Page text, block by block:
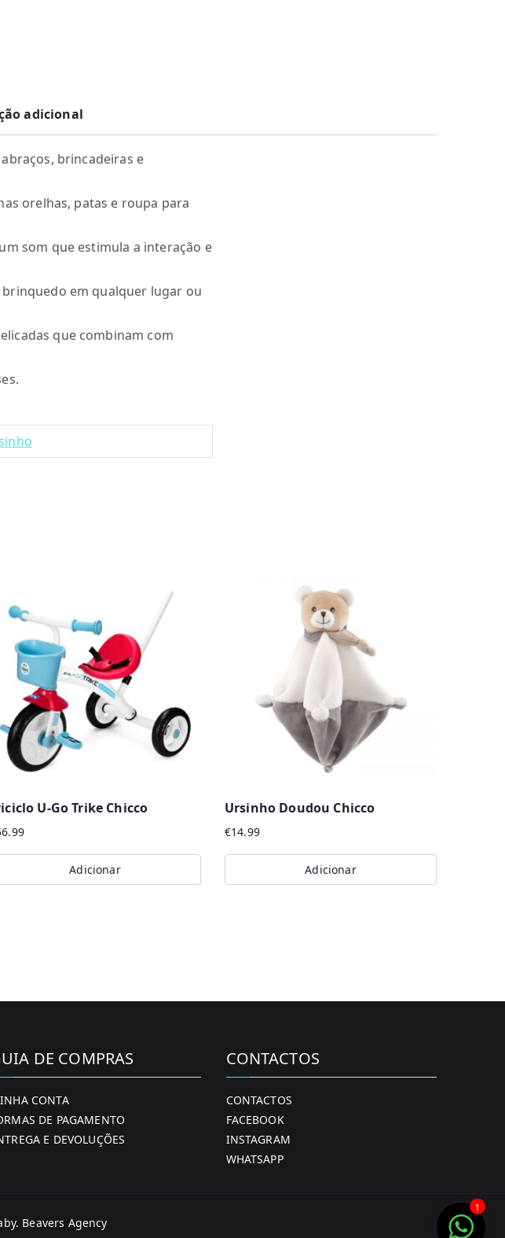
adicional
brincadeiras e
orelhas, patas e roupa para
som que estimula a interação e
em qualquer lugar ou
que combinam com
U-Go Trike Chicco
Adicionar
Ursinho Doudou Chicco
€14.99
Adicionar
DE COMPRAS
CONTA
DE PAGAMENTO
E DEVOLUÇÕES
CONTACTOS
CONTACTOS
FACEBOOK
INSTAGRAM
WHATSAPP
. Beavers Agency
1